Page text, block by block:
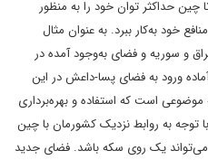
حداکثر توان خود را به منظور
خود به‌کار ببرد. به عنوان مثال
و سوریه و فضای به‌وجود آمده در
ورود به فضای پسا-داعش در این
است که استفاده و بهره‌برداری
توجه به روابط نزدیک کشورمان با چین
می‌تواند یک روی سکه باشد. فضای جدید